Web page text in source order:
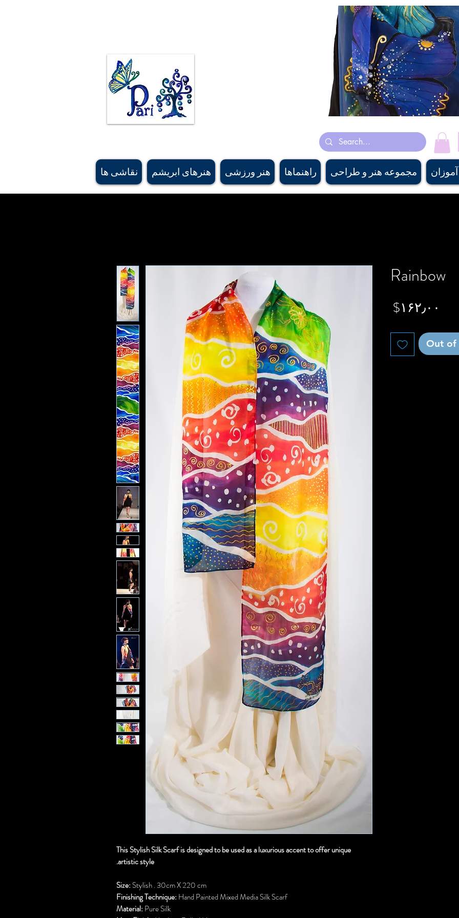
نقاشی ها هنرهای ابریشم هنر ورزشی راهنماها مجموعه هنر و طراحی
This Stylish Silk Scarf is designed to be used as a luxurious accent to offer unique
artistic style.
Size:Stylish . 30cm X 220 cm
Finishing Technique:Hand Painted Mixed Media Silk Scarf
Material:Pure Silk
Rainbow
‎$۱۶۲٫۰۰
Out of